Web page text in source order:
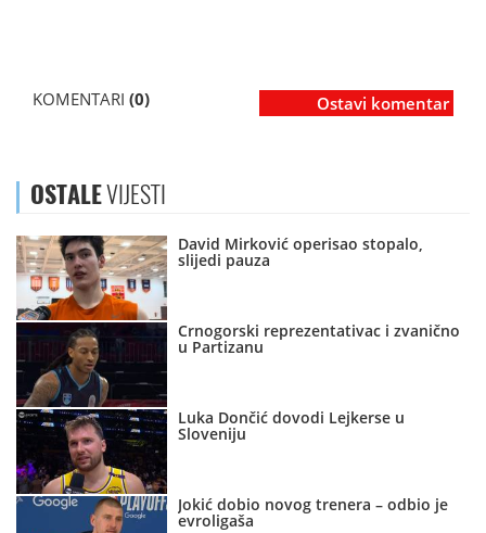
KOMENTARI (0) Ostavi komentar
OSTALEVIJESTI
David Mirković operisao stopalo,
slijedi pauza
Crnogorski reprezentativac i zvanično
u Partizanu
Luka Dončić dovodi Lejkerse u
Sloveniju
Jokić dobio novog trenera – odbio je
evroligaša